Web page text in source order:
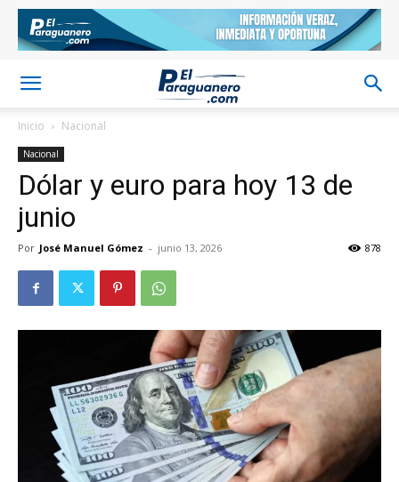
Inicio Nacional
Nacional
Dólar y euro para hoy 13 de
junio
Por José Manuel Gómez - junio 13, 2026 878